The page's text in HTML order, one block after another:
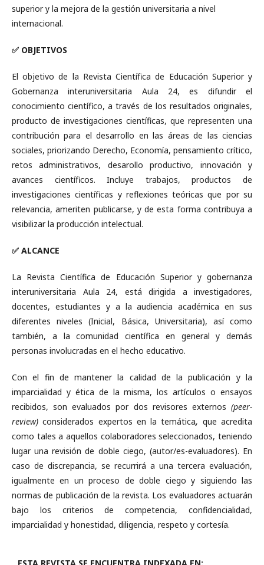
superior y la mejora de la gestión universitaria a nivel
internacional.
✅ OBJETIVOS
El objetivo de la Revista Científica de Educación Superior y
Gobernanza interuniversitaria Aula 24, es difundir el
conocimiento científico, a través de los resultados originales,
producto de investigaciones científicas, que representen una
contribución para el desarrollo en las áreas de las ciencias
sociales, priorizando Derecho, Economía, pensamiento crítico,
retos administrativos, desarollo productivo, innovación y
avances científicos. Incluye trabajos, productos de
investigaciones científicas y reflexiones teóricas que por su
relevancia, ameriten publicarse, y de esta forma contribuya a
visibilizar la producción intelectual.
✅ ALCANCE
La Revista Científica de Educación Superior y gobernanza
interuniversitaria Aula 24, está dirigida a investigadores,
docentes, estudiantes y a la audiencia académica en sus
diferentes niveles (Inicial, Básica, Universitaria), así como
también, a la comunidad científica en general y demás
personas involucradas en el hecho educativo.
Con el fin de mantener la calidad de la publicación y la
imparcialidad y ética de la misma, los artículos o ensayos
recibidos, son evaluados por dos revisores externos (peer-
review) considerados expertos en la temática, que acredita
como tales a aquellos colaboradores seleccionados, teniendo
lugar una revisión de doble ciego, (autor/es-evaluadores). En
caso de discrepancia, se recurrirá a una tercera evaluación,
igualmente en un proceso de doble ciego y siguiendo las
normas de publicación de la revista. Los evaluadores actuarán
bajo los criterios de competencia, confidencialidad,
imparcialidad y honestidad, diligencia, respeto y cortesía.